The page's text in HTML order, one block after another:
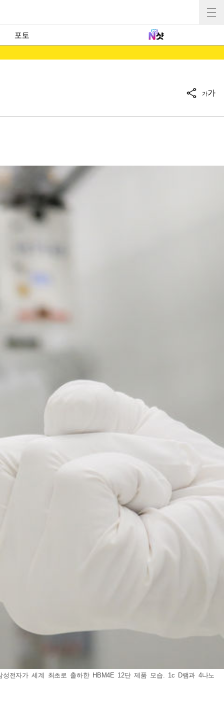
포토
가가
전자가 세계 최초로 출하한 HBM4E 12단 제품 모습. 1c D램과 4나노